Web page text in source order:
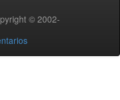
© 2002-